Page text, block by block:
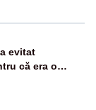
evitat
că era o
fondurile de